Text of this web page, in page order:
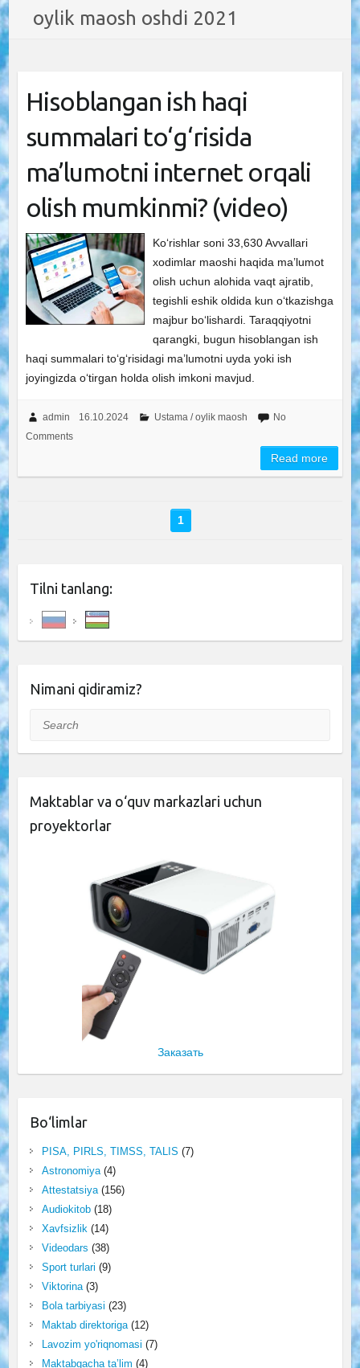
oylik maosh oshdi 2021
Hisoblangan ish haqi
summalari to‘g‘risida
ma’lumotni internet orqali
olish mumkinmi? (video)
Ko‘rishlar soni 33,630 Avvallari
xodimlar maoshi haqida ma’lumot
olish uchun alohida vaqt ajratib,
tegishli eshik oldida kun o‘tkazishga
majbur bo‘lishardi. Taraqqiyotni
qarangki, bugun hisoblangan ish
haqi summalari to‘g‘risidagi ma’lumotni uyda yoki ish
joyingizda o‘tirgan holda olish imkoni mavjud.
admin 16.10.2024 Ustama / oylik maosh
No
Comments
Read more
1
Tilni tanlang:
Nimani qidiramiz?
Search
Maktablar va o‘quv markazlari uchun
proyektorlar
Заказать
Bo‘limlar
PISA, PIRLS, TIMSS, TALIS (7)
Astronomiya(4)
Attestatsiya(156)
Audiokitob(18)
Xavfsizlik(14)
Videodars (38)
Sport turlari (9)
Viktorina(3)
Bola tarbiyasi (23)
Maktab direktoriga(12)
Lavozim yo'riqnomasi (7)
Maktabgacha ta’lim (4)